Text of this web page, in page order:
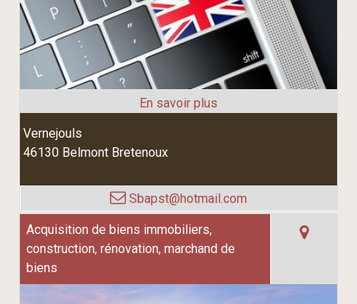
Vernejouls
46130 Belmont Bretenoux
Sbapst@hotmail.com
Acquisition de biens immobiliers,
construction, rénovation, marchand de
biens